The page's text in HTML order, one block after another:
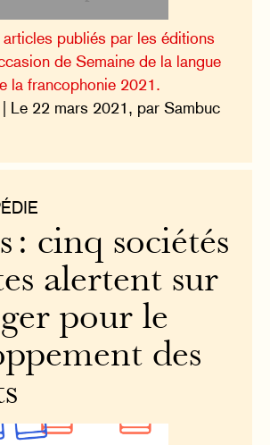
articles publiés par les éditions
de Semaine de la langue
la francophonie 2021.
| Le 22 mars 2021, par Sambuc
: cinq sociétés
alertent sur
pour le
des